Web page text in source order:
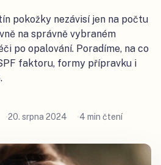
pokožky nezávisí jen na počtu
na správně vybraném
po opalování. Poradíme, na co
faktoru, formy přípravku i
20. srpna 2024 4 min čtení